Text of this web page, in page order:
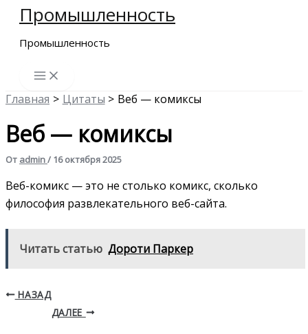
Перейти
содержимому
Промышленность
Промышленность
Главная Цитаты Веб — комиксы
Веб — комиксы
От admin/ 16 октября 2025
Веб-комикс — это не столько комикс, сколько
философия развлекательного веб-сайта.
Читать статью Дороти Паркер
НАЗАД
ДАЛЕЕ